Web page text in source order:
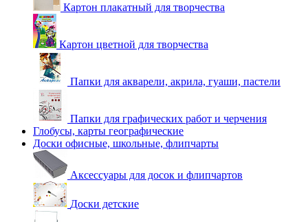
Картон плакатный для творчества
Картон цветной для творчества
Папки для акварели, акрила, гуаши, пастели
Папки для графических работ и черчения
Глобусы, карты географические
Доски офисные, школьные, флипчарты
Аксессуары для досок и флипчартов
Доски детские